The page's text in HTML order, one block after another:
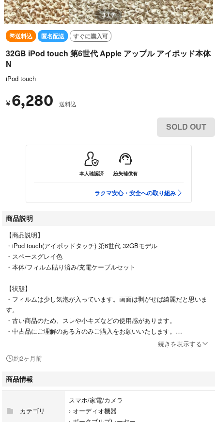
3 / 7
送料込 匿名配送 すぐに購入可
32GB iPod touch 第6世代 Apple アップル アイポッド本体
N
iPod touch
¥ 6,280 送料込
SOLD OUT
本人確認済 紛失補償有
ラクマ安心・安全への取り組み
商品説明
【商品説明】
・iPod touch(アイポッドタッチ) 第6世代 32GBモデル
・スペースグレイ色
・本体/フィルム貼り済み/充電ケーブルセット
【状態】
・フィルムは少し気泡が入っています。画面は剥がせば綺麗だと思いま
す。
・古い商品のため、スレや小キズなどの使用感があります。
・中古品にご理解のある方のみご購入をお願いいたします。
・各種ボタンやPC認識、バッテリーテストでは特に問題ありませんでし
た。
・初期化済みで、すぐにご使用いただけます。
【その他】
続きを表示する
約2ヶ月前
商品情報
カテゴリ
スマホ/家電/カメラ
› オーディオ機器